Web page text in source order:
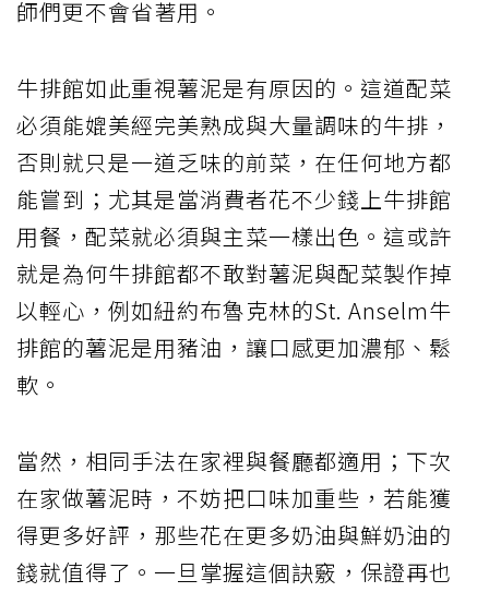
師們更不會省著用。
牛排館如此重視薯泥是有原因的。這道配菜
必須能媲美經完美熟成與大量調味的牛排，
否則就只是一道乏味的前菜，在任何地方都
能嘗到；尤其是當消費者花不少錢上牛排館
用餐，配菜就必須與主菜一樣出色。這或許
就是為何牛排館都不敢對薯泥與配菜製作掉
以輕心，例如紐約布魯克林的St. Anselm牛
排館的薯泥是用豬油，讓口感更加濃郁、鬆
軟。
當然，相同手法在家裡與餐廳都適用；下次
在家做薯泥時，不妨把口味加重些，若能獲
得更多好評，那些花在更多奶油與鮮奶油的
錢就值得了。一旦掌握這個訣竅，保證再也